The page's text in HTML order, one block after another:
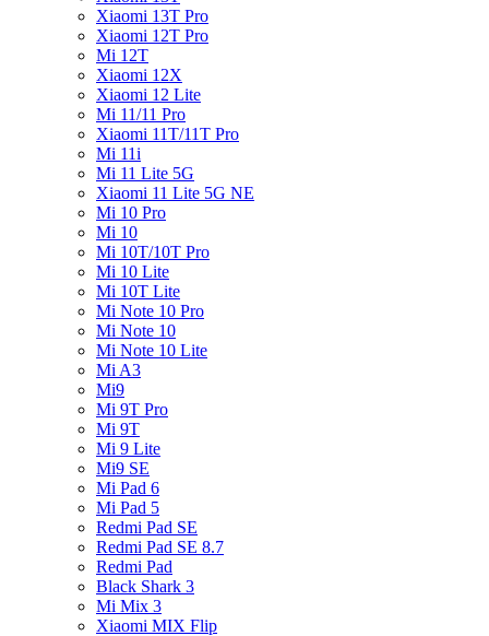
Xiaomi 13T Pro
Xiaomi 12T Pro
Mi 12T
Xiaomi 12X
Xiaomi 12 Lite
Mi 11/11 Pro
Xiaomi 11T/11T Pro
Mi 11i
Mi 11 Lite 5G
Xiaomi 11 Lite 5G NE
Mi 10 Pro
Mi 10
Mi 10T/10T Pro
Mi 10 Lite
Mi 10T Lite
Mi Note 10 Pro
Mi Note 10
Mi Note 10 Lite
Mi A3
Mi9
Mi 9T Pro
Mi 9T
Mi 9 Lite
Mi9 SE
Mi Pad 6
Mi Pad 5
Redmi Pad SE
Redmi Pad SE 8.7
Redmi Pad
Black Shark 3
Mi Mix 3
Xiaomi MIX Flip